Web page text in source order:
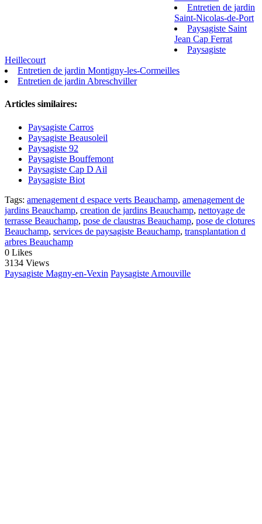
Entretien de jardin
Saint-Nicolas-de-Port
Paysagiste Saint
Jean Cap Ferrat
Paysagiste
Heillecourt
Entretien de jardin Montigny-les-Cormeilles
Entretien de jardin Abreschviller
Articles similaires:
Paysagiste Carros
Paysagiste Beausoleil
Paysagiste 92
Paysagiste Bouffemont
Paysagiste Cap D Ail
Paysagiste Biot
Tags: amenagement d espace verts Beauchamp, amenagement de
jardins Beauchamp, creation de jardins Beauchamp, nettoyage de
terrasse Beauchamp, pose de claustras Beauchamp, pose de clotures
Beauchamp, services de paysagiste Beauchamp, transplantation d
arbres Beauchamp
0 Likes
3134 Views
Paysagiste Magny-en-Vexin Paysagiste Arnouville